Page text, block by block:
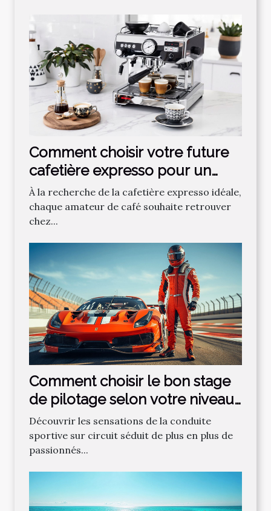
Comment choisir votre future
cafetière expresso pour un
café parfait ?
À la recherche de la cafetière expresso idéale,
chaque amateur de café souhaite retrouver
chez...
Comment choisir le bon stage
de pilotage selon votre niveau
?
Découvrir les sensations de la conduite
sportive sur circuit séduit de plus en plus de
passionnés...